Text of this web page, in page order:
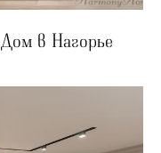
Дом в Нагорье